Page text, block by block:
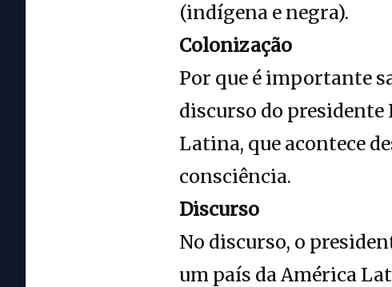
(indígena e negra).
Colonização
Por que é importante
discurso do
Latina, que acontece
consciência.
Discurso
No discurso, o
um país da América